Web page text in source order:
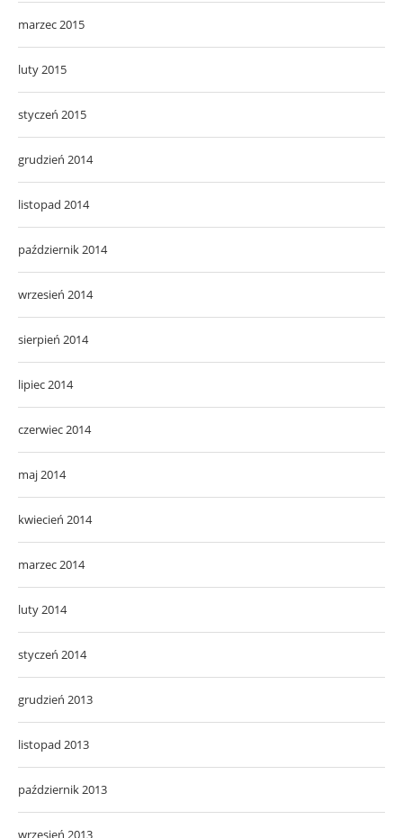
marzec 2015
luty 2015
styczeń 2015
grudzień 2014
listopad 2014
październik 2014
wrzesień 2014
sierpień 2014
lipiec 2014
czerwiec 2014
maj 2014
kwiecień 2014
marzec 2014
luty 2014
styczeń 2014
grudzień 2013
listopad 2013
październik 2013
wrzesień 2013